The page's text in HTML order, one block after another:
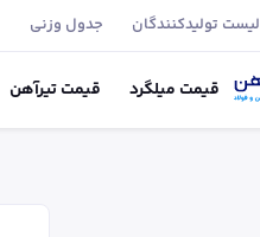
لیست تولید‌کنندگان جدول وزنی
قیمت میلگرد قیمتتیر‌آهن